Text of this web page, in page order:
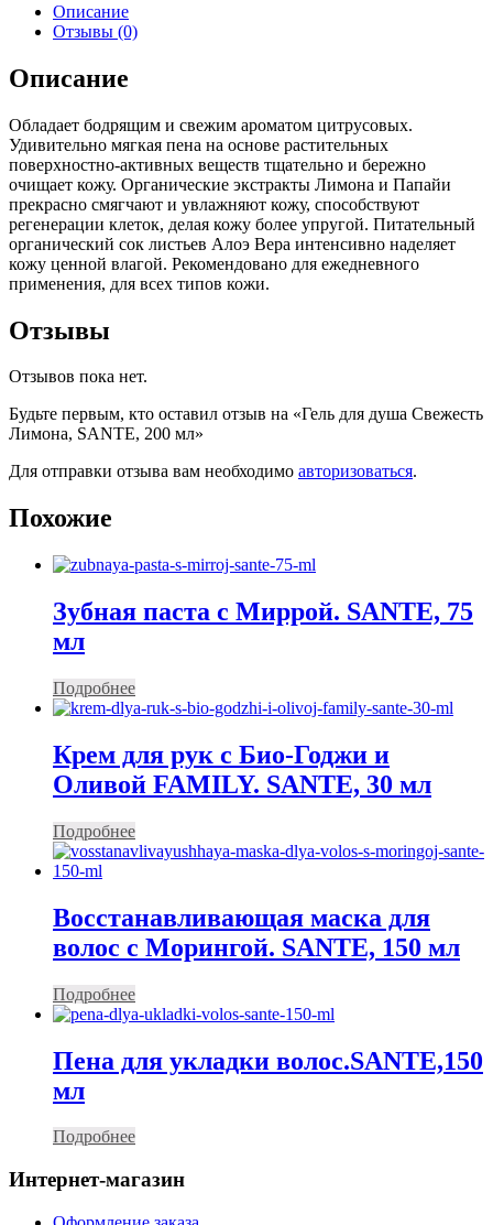
Описание
Отзывы (0)
Описание
Обладает бодрящим и свежим ароматом цитрусовых.
Удивительно мягкая пена на основе растительных
поверхностно-активных веществ тщательно и бережно
очищает кожу. Органические экстракты Лимона и Папайи
прекрасно смягчают и увлажняют кожу, способствуют
регенерации клеток, делая кожу более упругой. Питательный
органический сок листьев Алоэ Вера интенсивно наделяет
кожу ценной влагой. Рекомендовано для ежедневного
применения, для всех типов кожи.
Отзывы
Отзывов пока нет.
Будьте первым, кто оставил отзыв на «Гель для душа Свежесть
Лимона, SANTE, 200 мл»
Для отправки отзыва вам необходимо авторизоваться.
Похожие
Зубная паста с Миррой. SANTE, 75
мл
Подробнее
Крем для рук с Био-Годжи и
Оливой FAMILY. SANTE, 30 мл
Подробнее
Восстанавливающая маска для
волос с Морингой. SANTE, 150 мл
Подробнее
Пена для укладки волос.SANTE,150
мл
Подробнее
Интернет-магазин